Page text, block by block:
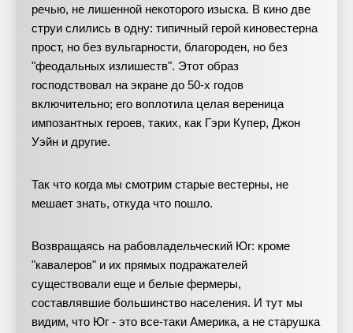
речью, не лишенной некоторого изыска. В кино две
струи слились в одну: типичный герой киновестерна
прост, но без вульгарности, благороден, но без
"феодальных излишеств". Этот образ
господствовал на экране до 50-х годов
включительно; его воплотила целая вереница
импозантных героев, таких, как Гэри Купер, Джон
Уэйн и другие.
Так что когда мы смотрим старые вестерны, не
мешает знать, откуда что пошло.
Возвращаясь на рабовладельческий Юг: кроме
"кавалеров" и их прямых подражателей
существовали еще и белые фермеры,
составлявшие большинство населения. И тут мы
видим, что Юг - это все-таки Америка, а не старушка